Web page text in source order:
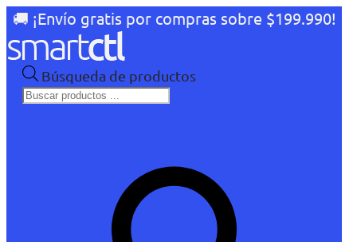
🚚 ¡Envío gratis por compras sobre $199.990!
Búsqueda de productos